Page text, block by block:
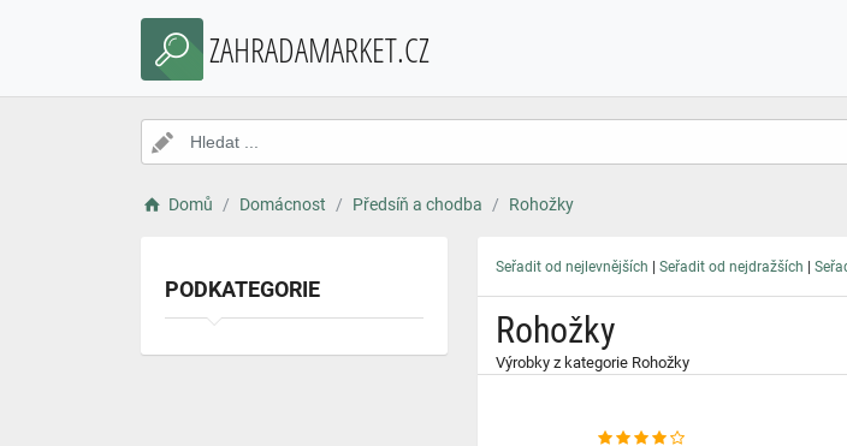
ZAHRADAMARKET.CZ
Domů Domácnost Předsíň a chodba Rohožky
PODKATEGORIE
Seřadit od nejlevnějších | Seřadit od nejdražších |
Rohožky
Výrobky z kategorie Rohožky